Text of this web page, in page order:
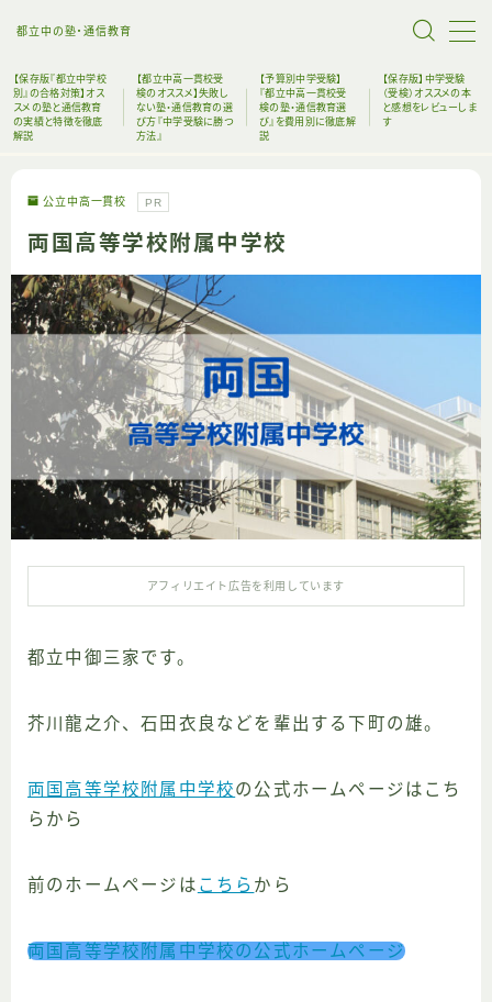
都立中の塾・通信教育
塾・通信教育の選び方
おすすめ受験本
中高一貫校リンク
【失敗しない都立中受験の始め方】中受未経験者に
もオススメの塾・通信教育・グッズを完全解説
絶対に後悔してはいけない！！！都立中高一貫校受
検の歩き方
【保存版『都立中学校
別』の合格対策】オス
スメの塾と通信教育
の実績と特徴を徹底
解説
【都立中高一貫校受
検のオススメ】失敗し
ない塾・通信教育の選
び方『中学受験に勝つ
方法』
【予算別中学受験】
『都立中高一貫校受
検の塾・通信教育選
び』を費用別に徹底解
説
【保存版】中学受験
（受検）オススメの本
と感想をレビューしま
す
公立中高一貫校 PR
両国高等学校附属中学校
アフィリエイト広告を利用しています
都立中御三家です。
芥川龍之介、石田衣良などを輩出する下町の雄。
両国高等学校附属中学校の公式ホームページはこち
らから
前のホームページは こちら から
両国高等学校附属中学校の公式ホームページ